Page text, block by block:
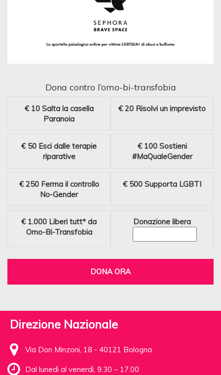
Dona contro l’omo-bi-transfobia
€ 10 Salta la casella
Paranoia
€ 20 Risolvi un imprevisto
€ 50 Esci dalle terapie
riparative
€ 100 Sostieni
#MaQualeGender
€ 250 Ferma il controllo
No-Gender
€ 500 Supporta LGBTI
€ 1.000 Liberi tutt* da
Omo-Bi-Transfobia
Donazione libera
DONA ORA
Direzione Nazionale
Via Don Minzoni, 18 - 40121 Bologna
Dal lunedì al venerdì, 9.30 – 17.00